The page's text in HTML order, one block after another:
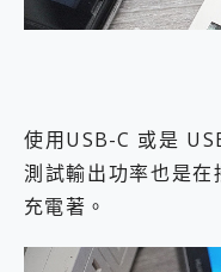
使用USB-C 或是
測試輸出功率也是
充電著。